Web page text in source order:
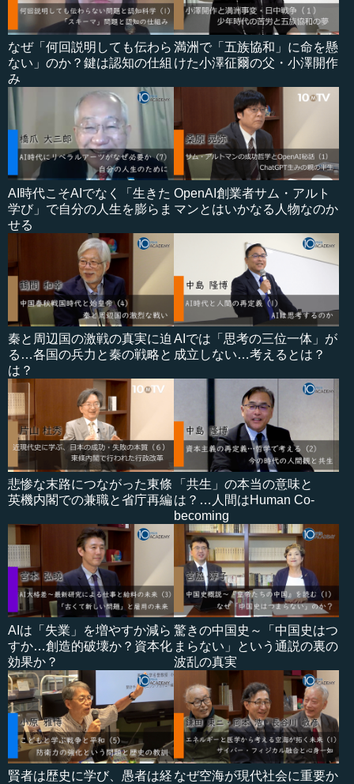
なぜ「何回説明しても伝わら
ない」のか？鍵は認知の仕組
み
満洲で「五族協和」に命を懸
けた小澤征爾の父・小澤開作
AI時代こそAIでなく「生きた
学び」で自分の人生を膨らま
せる
OpenAI創業者サム・アルト
マンとはいかなる人物なのか
秦と周辺国の激戦の真実に迫
る…各国の兵力と秦の戦略と
は？
AIでは「思考の三位一体」が
成立しない…考えるとは？
悲惨な末路につながった東條
英機内閣での兼職と省庁再編
「共生」の本当の意味と
は？…人間はHuman Co-
becoming
AIは「失業」を増やすか減ら
すか…創造的破壊か？資本化
効果か？
驚きの中国史～「中国史はつ
まらない」という通説の裏の
波乱の真実
賢者は歴史に学び、愚者は経 なぜ空海が現代社会に重要か